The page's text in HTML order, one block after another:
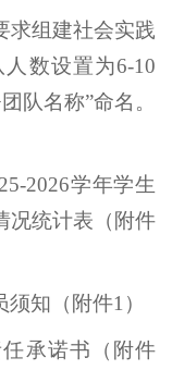
求组建社会实践
数设置为6-10
队名称”命名。
2026学年学生
况统计表（附件
知（附件1）
承诺书（附件